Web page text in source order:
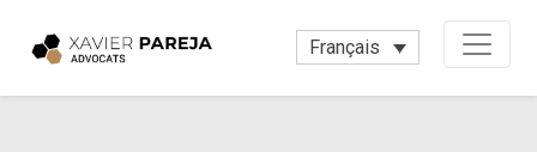
Français